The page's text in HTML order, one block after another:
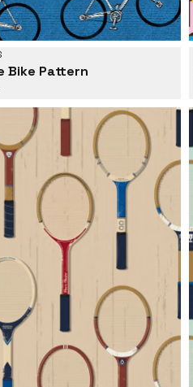
Bike Pattern